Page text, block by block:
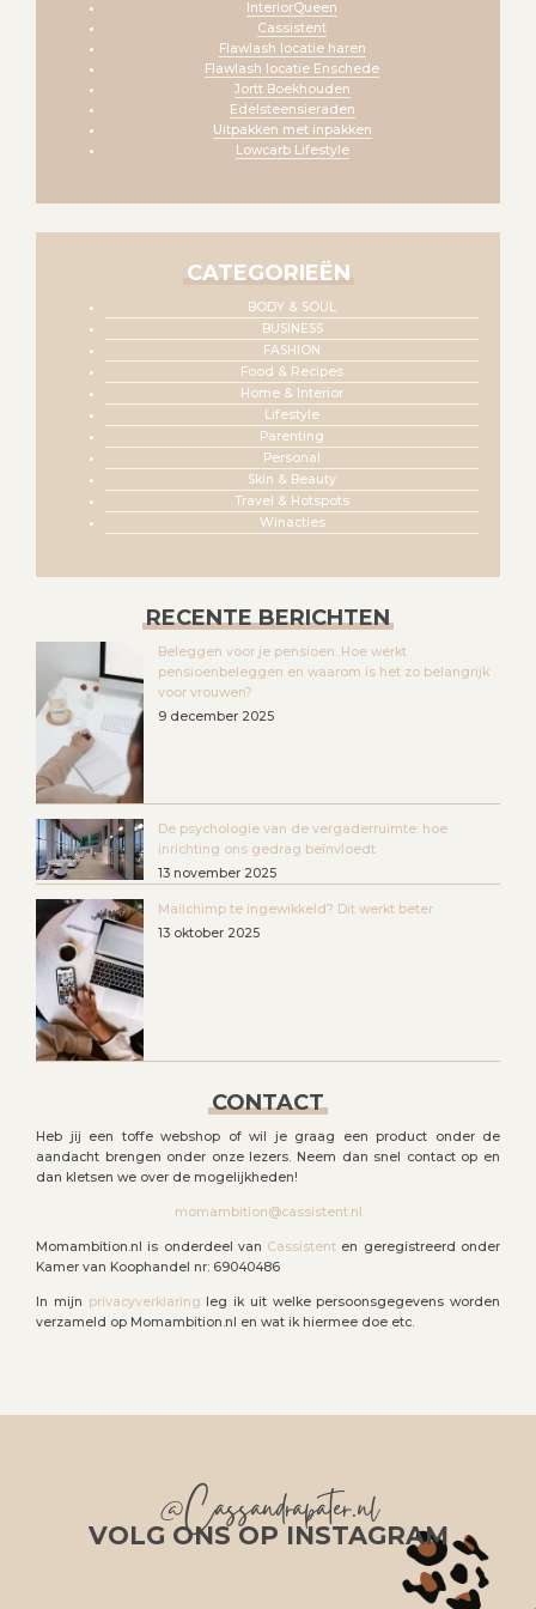
InteriorQueen
Cassistent
Flawlash locatie haren
Flawlash locatie Enschede
Jortt Boekhouden
Edelsteensieraden
Uitpakken met inpakken
Lowcarb Lifestyle
CATEGORIEËN
BODY & SOUL
BUSINESS
FASHION
Food & Recipes
Home & Interior
Lifestyle
Parenting
Personal
Skin & Beauty
Travel & Hotspots
Winacties
RECENTE BERICHTEN
Beleggen voor je pensioen. Hoe werkt
pensioenbeleggen en waarom is het zo belangrijk
voor vrouwen?
9 december 2025
De psychologie van de vergaderruimte: hoe
inrichting ons gedrag beïnvloedt
13 november 2025
Mailchimp te ingewikkeld? Dit werkt beter
13 oktober 2025
CONTACT
Heb jij een toffe webshop of wil je graag een product onder de
aandacht brengen onder onze lezers. Neem dan snel contact op en
dan kletsen we over de mogelijkheden!
momambition@cassistent.nl
Momambition.nl is onderdeel van Cassistent en geregistreerd onder
Kamer van Koophandel nr: 69040486
In mijn privacyverklaring leg ik uit welke persoonsgegevens worden
verzameld op Momambition.nl en wat ik hiermee doe etc.
@Cassandrapater.nl
VOLG ONS OP INSTAGRAM